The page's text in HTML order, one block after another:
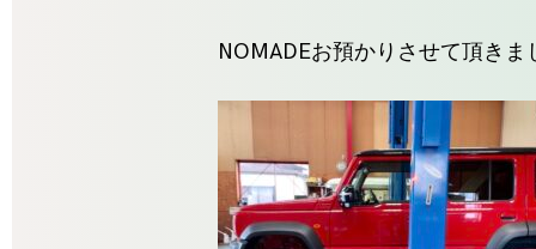
NOMADEお預かりさせて頂きま